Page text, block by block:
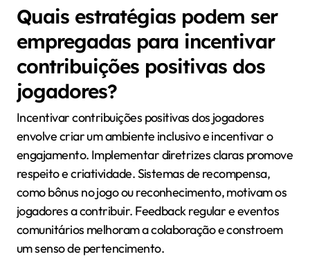
Quais estratégias podem ser
empregadas para incentivar
contribuições positivas dos
jogadores?
Incentivar contribuições positivas dos jogadores
envolve criar um ambiente inclusivo e incentivar o
engajamento. Implementar diretrizes claras promove
respeito e criatividade. Sistemas de recompensa,
como bônus no jogo ou reconhecimento, motivam os
jogadores a contribuir. Feedback regular e eventos
comunitários melhoram a colaboração e constroem
um senso de pertencimento.